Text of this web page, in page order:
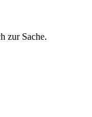
zur Sache.